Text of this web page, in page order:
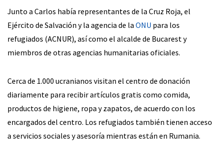
Junto a Carlos había representantes de la Cruz Roja, el
Ejército de Salvación y la agencia de la ONU para los
refugiados (ACNUR), así como el alcalde de Bucarest y
miembros de otras agencias humanitarias oficiales.
Cerca de 1.000 ucranianos visitan el centro de donación
diariamente para recibir artículos gratis como comida,
productos de higiene, ropa y zapatos, de acuerdo con los
encargados del centro. Los refugiados también tienen acceso
a servicios sociales y asesoría mientras están en Rumania.